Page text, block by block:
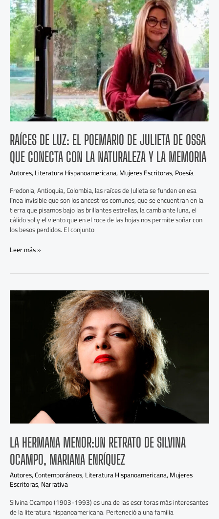
RAÍCES DE LUZ: EL POEMARIO DE JULIETA DE OSSA
QUE CONECTA CON LA NATURALEZA Y LA MEMORIA
Autores,Literatura Hispanoamericana,Mujeres Escritoras,Poesía
Fredonia, Antioquia, Colombia, las raíces de Julieta se funden en esa
línea invisible que son los ancestros comunes, que se encuentran en la
tierra que pisamos bajo las brillantes estrellas, la cambiante luna, el
cálido sol y el viento que en el roce de las hojas nos permite soñar con
los besos perdidos. El conjunto
luz:
El
poemario
de
Julieta
De
Ossa
que
conecta
con
la
naturaleza
la
memoria
Leer más »
LA HERMANA MENOR:UN RETRATO DE SILVINA
OCAMPO, MARIANA ENRÍQUEZ
Autores,Contemporáneos,Literatura Hispanoamericana,Mujeres
Escritoras,Narrativa
Silvina Ocampo (1903-1993) es una de las escritoras más interesantes
de la literatura hispanoamericana. Perteneció a una familia